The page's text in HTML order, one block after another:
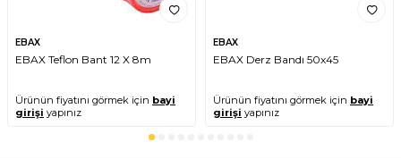
EBAX
EBAX Teflon Bant 12 X 8m
Ürünün fiyatını görmek için bayi
girişi yapınız
EBAX
EBAX Derz Bandı 50x45
Ürünün fiyatını görmek için bayi
girişi yapınız